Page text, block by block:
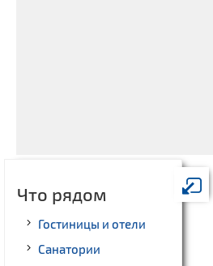
Что рядом
Гостиницы и отели
Санатории